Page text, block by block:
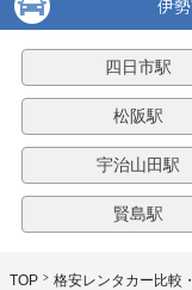
伊
四日市駅
松阪駅
宇治山田駅
賢島駅
TOP 格安レンタカー比較